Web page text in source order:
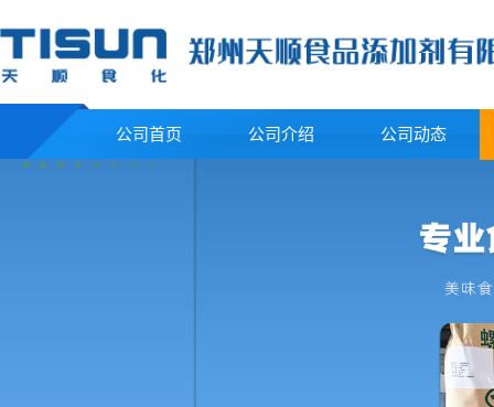
公司首页 公司介绍 公司动态